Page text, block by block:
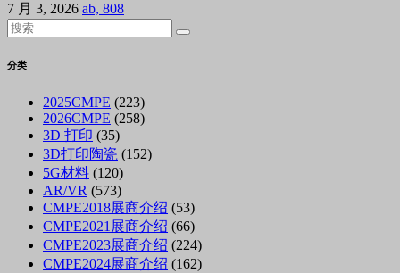
7 月 3, 2026 ab, 808
分类
2025CMPE (223)
2026CMPE (258)
3D 打印 (35)
3D打印陶瓷 (152)
5G材料 (120)
AR/VR (573)
CMPE2018展商介绍 (53)
CMPE2021展商介绍 (66)
CMPE2023展商介绍 (224)
CMPE2024展商介绍 (162)